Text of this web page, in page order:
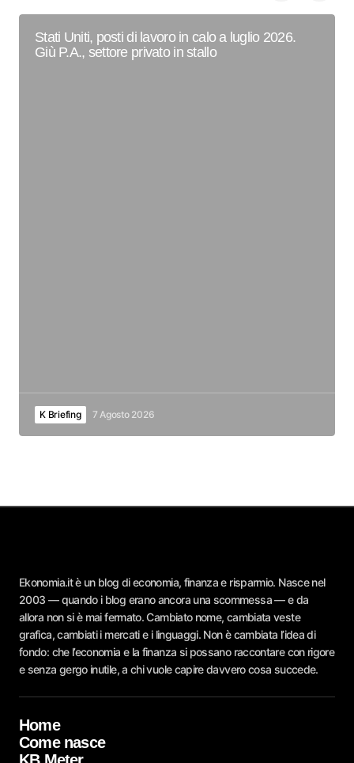
Stati Uniti, posti di lavoro in calo a luglio 2026.
Giù P.A., settore privato in stallo
K Briefing 7 Agosto 2026
Ekonomia.it è un blog di economia, finanza e risparmio. Nasce nel
2003 — quando i blog erano ancora una scommessa — e da
allora non si è mai fermato. Cambiato nome, cambiata veste
grafica, cambiati i mercati e i linguaggi. Non è cambiata l’idea di
fondo: che l’economia e la finanza si possano raccontare con rigore
e senza gergo inutile, a chi vuole capire davvero cosa succede.
Home
Come nasce